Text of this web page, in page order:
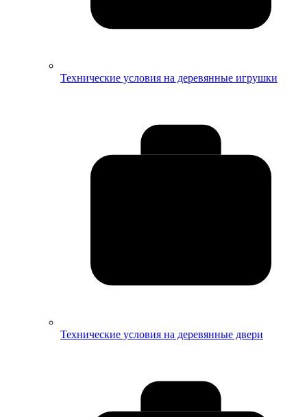
Технические условия на деревянные игрушки
Технические условия на деревянные двери